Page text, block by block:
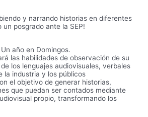
y narrando historias en diferentes
posgrado ante la SEP!
año en Domingos.
las habilidades de observación de su
los lenguajes audiovisuales, verbales
la industria y los públicos
el objetivo de generar historias,
que puedan ser contados mediante
propio, transformando los